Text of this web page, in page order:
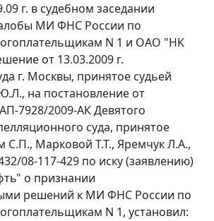
г. в судебном заседании
МИ ФНС России по
N 1 и ОАО "НК
от 13.03.2009 г.
г. Москвы, принятое судьей
на постановление от
7928/2009-АК Девятого
суда, принятое
С.П., Марковой Т.Т., Яремчук Л.А.,
08-117-429 по иску (заявлению)
о признании
решений к МИ ФНС России по
N 1, установил: